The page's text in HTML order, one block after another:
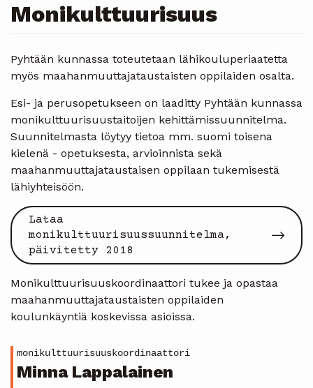
Monikulttuurisuus
Pyhtään kunnassa toteutetaan lähikouluperiaatetta
myös maahanmuuttajataustaisten oppilaiden osalta.
Esi- ja perusopetukseen on laaditty Pyhtään kunnassa
monikulttuurisuustaitoijen kehittämissuunnitelma.
Suunnitelmasta löytyy tietoa mm. suomi toisena
kielenä - opetuksesta, arvioinnista sekä
maahanmuuttajataustaisen oppilaan tukemisestä
lähiyhteisöön.
Lataa
monikulttuurisuussuunnitelma,
päivitetty 2018
Monikulttuurisuuskoordinaattori tukee ja opastaa
maahanmuuttajataustaisten oppilaiden
koulunkäyntiä koskevissa asioissa.
monikulttuurisuuskoordinaattori
Minna Lappalainen